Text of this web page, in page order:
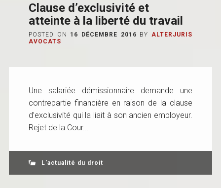
Clause d’exclusivité et
atteinte à la liberté du travail
POSTED ON 16 DÉCEMBRE 2016 BY ALTERJURIS
AVOCATS
Une salariée démissionnaire demande une
contrepartie financière en raison de la clause
d’exclusivité qui la liait à son ancien employeur.
Rejet de la Cour...
L'actualité du droit